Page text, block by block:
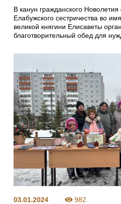
В канун гражданского
Елабужского сестричества во
великой княгини Елисаветы
благотворительный обед для
03.01.2024 982